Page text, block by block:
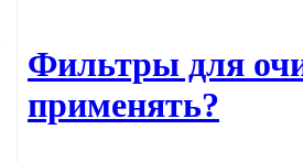
Фильтры для
применять?